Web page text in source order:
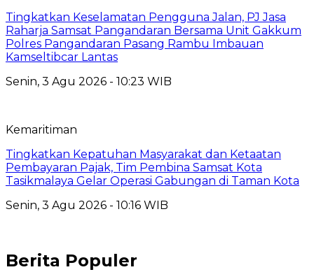
Tingkatkan Keselamatan Pengguna Jalan, PJ Jasa
Raharja Samsat Pangandaran Bersama Unit Gakkum
Polres Pangandaran Pasang Rambu Imbauan
Kamseltibcar Lantas
Senin, 3 Agu 2026 - 10:23 WIB
Kemaritiman
Tingkatkan Kepatuhan Masyarakat dan Ketaatan
Pembayaran Pajak, Tim Pembina Samsat Kota
Tasikmalaya Gelar Operasi Gabungan di Taman Kota
Senin, 3 Agu 2026 - 10:16 WIB
Berita Populer